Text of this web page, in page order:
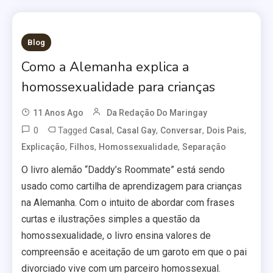
Blog
Como a Alemanha explica a
homossexualidade para crianças
11 Anos Ago Da Redação Do Maringay
0 Tagged Casal, Casal Gay, Conversar, Dois Pais,
Explicação, Filhos, Homossexualidade,Separação
O livro alemão “Daddy’s Roommate” está sendo
usado como cartilha de aprendizagem para crianças
na Alemanha. Com o intuito de abordar com frases
curtas e ilustrações simples a questão da
homossexualidade, o livro ensina valores de
compreensão e aceitação de um garoto em que o pai
divorciado vive com um parceiro homossexual.